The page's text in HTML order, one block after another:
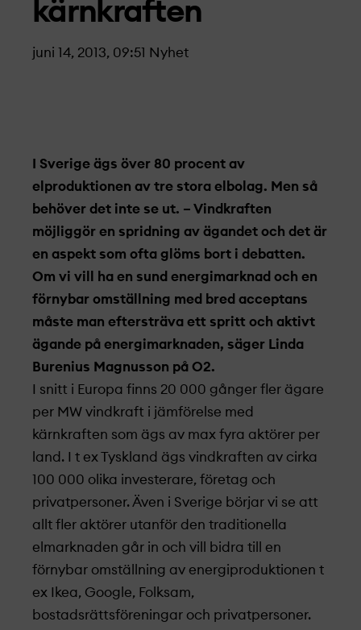
kärnkraften
juni 14, 2013, 09:51 Nyhet
I Sverige ägs över 80 procent av
elproduktionen av tre stora elbolag. Men så
behöver det inte se ut. – Vindkraften
möjliggör en spridning av ägandet och det är
en aspekt som ofta glöms bort i debatten.
Om vi vill ha en sund energimarknad och en
förnybar omställning med bred acceptans
måste man eftersträva ett spritt och aktivt
ägande på energimarknaden, säger Linda
Burenius Magnusson på O2.
I snitt i Europa finns 20 000 gånger fler ägare
per MW vindkraft i jämförelse med
kärnkraften som ägs av max fyra aktörer per
land. I
t ex Tyskland ägs vindkraften av cirka
100 000 olika investerare, företag och
privatpersoner. Även i Sverige börjar vi se att
allt fler aktörer utanför den traditionella
elmarknaden går in och vill bidra till en
förnybar omställning av energiproduktionen t
ex Ikea, Google, Folksam,
bostadsrättsföreningar och privatpersoner.